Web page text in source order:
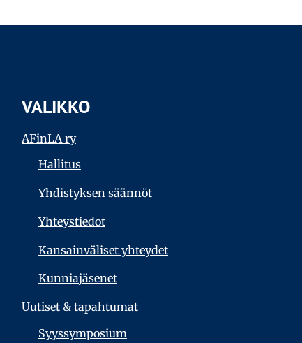
VALIKKO
AFinLA ry
Hallitus
Yhdistyksen säännöt
Yhteystiedot
Kansainväliset yhteydet
Kunniajäsenet
Uutiset & tapahtumat
Syyssymposium